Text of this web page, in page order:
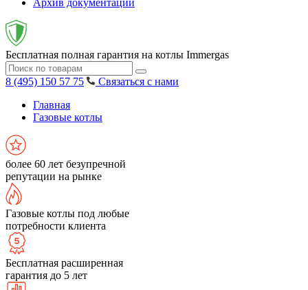
Архив документации
Бесплатная полная гарантия на котлы Immergas
8 (495) 150 57 75
Связаться с нами
Главная
Газовые котлы
более 60 лет безупречной
репутации на рынке
Газовые котлы под любые
потребности клиента
Бесплатная расширенная
гарантия до 5 лет